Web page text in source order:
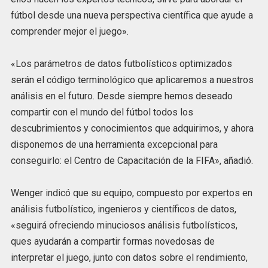
fútbol desde una nueva perspectiva científica que ayude a
comprender mejor el juego».
«Los parámetros de datos futbolísticos optimizados
serán el código terminológico que aplicaremos a nuestros
análisis en el futuro. Desde siempre hemos deseado
compartir con el mundo del fútbol todos los
descubrimientos y conocimientos que adquirimos, y ahora
disponemos de una herramienta excepcional para
conseguirlo: el Centro de Capacitación de la FIFA», añadió.
Wenger indicó que su equipo, compuesto por expertos en
análisis futbolístico, ingenieros y científicos de datos,
«seguirá ofreciendo minuciosos análisis futbolísticos,
ques ayudarán a compartir formas novedosas de
interpretar el juego, junto con datos sobre el rendimiento,